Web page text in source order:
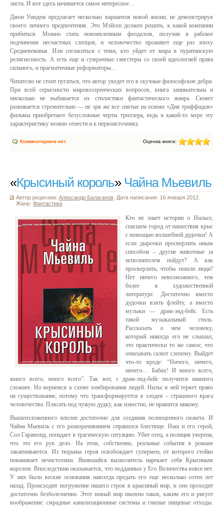
листа. И вот здесь начинается самое интересное…
Джон Уиндем предлагает несколько вариантов новой жизни, не демонстрируя
своего личного предпочтения. Это Мэйсен должен решить, к какой компании
прибиться. Можно стать новоявленным феодалом, получив в рабское
подчинение несчастных слепцов, и человечество проживет еще раз эпоху
Средневековья. Или согласиться с теми, кто уйдет от мира в пуританскую
религиозность. А есть еще и сумрачные гангстеры со своей идеологией права
сильного, и прагматичные реформаторы…
Читателю не стоит пугаться, что автор уведет его в скучные философские дебри.
При всей серьезности мировоззренческих вопросов, книга занимательна и
нисколько не выбивается из стилистики фантастического жанра. Сюжет
развивается стремительно — не зря же все снятые на основе «Дня триффидов»
фильмы приобретают безусловные черты триллера, ведь в какой-то мере эту
характеристику можно отнести и к первоисточнику.
Комментариев нет Оценка книги:
«Крысиный король» Чайна Мьевиль
Автор рецензии: Александр Балаганов . Дата написания: 16 января 2012.
Жанр: Фантастика
Кто не знает истории о Нильсе,
спасшем город от нашествия крыс
с помощью волшебной дудочки! А
если дырочки просверлить иным
способом – другие животные за
исполнителем пойдут? А как
просверлить, чтобы пошли люди?
Нет ничего невозможного, тем
более в художественной
литературе. Достаточно вместо
дудочки взять флейту, а вместо
музыки — драм-энд-бейс. Есть
такой музыкальный стиль.
Рассказать о нем человеку,
который никогда его не слышал,
это практически то же самое, что
описывать салют слепому. Выйдет
что-то вроде: “Ничего, ничего,
ничего… Бабах! И много всего,
много всего, много всего”. Так вот, с драм-энд-бейс получится намного
сложнее. Но вернемся к схеме зомбирования людей. Нильс в ней теряет право
на существование, потому что трансформируется в злодея – страшного врага
человечества. Плясать под чужую дудку, как известно, не нравится никому.
Вышеизложенного вполне достаточно для создания полноценного сюжета. И
Чайна Мьевиль с его разворачиванием справился блестяще. Наш и его герой,
Сол Гарамонд, попадает в трагическую ситуацию. Убит отец, а полиция уверена,
что это его рук дело. На этом, собственно, реальные события в романе
заканчиваются. Из тюрьмы героя освобождает супермен, от которого стойко
пованивает нечистотами. Явившийся вызволитель нарекает себя Крысиным
королем. Впоследствии оказывается, что подданных у Его Величества вовсе нет.
У них были веские основания навсегда предать его еще несколько сотен лет
назад. Происходит погружение нашего героя в крысиный мир, и оно проходит
достаточно безболезненно. Этот новый мир именно таков, каким его и рисует
воображение: смрадные канализационные системы и гнилые пищевые отходы.